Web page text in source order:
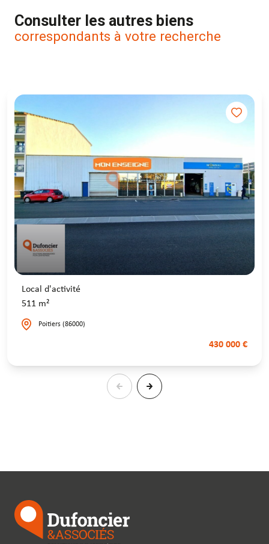
Consulter les autres biens
correspondants à votre recherche
Local d'activité
511 m²
Poitiers (86000)
430 000 €